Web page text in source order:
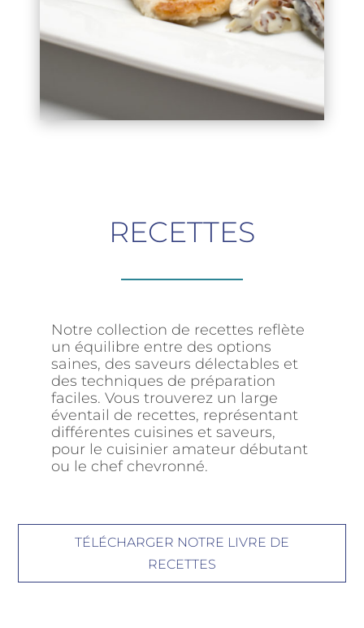
RECETTES
Notre collection de recettes reflète
un équilibre entre des options
saines, des saveurs délectables et
des techniques de préparation
faciles. Vous trouverez un large
éventail de recettes, représentant
différentes cuisines et saveurs,
pour le cuisinier amateur débutant
ou le chef chevronné.
TÉLÉCHARGER NOTRE LIVRE DE
RECETTES